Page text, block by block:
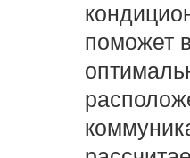
поможет